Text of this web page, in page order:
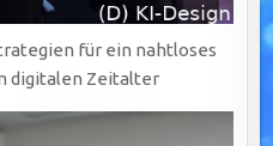
für ein nahtloses
digitalen Zeitalter